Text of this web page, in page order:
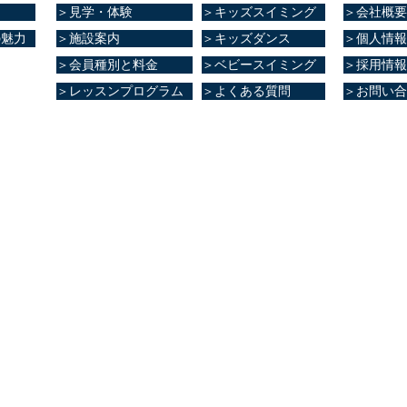
力
＞見学・体験
＞施設案内
＞会員種別と料金
＞レッスンプログラム
＞キッズスイミング
＞キッズダンス
＞ベビースイミング
＞よくある質問
＞会社概要
＞個人情
＞採用情報
＞お問い